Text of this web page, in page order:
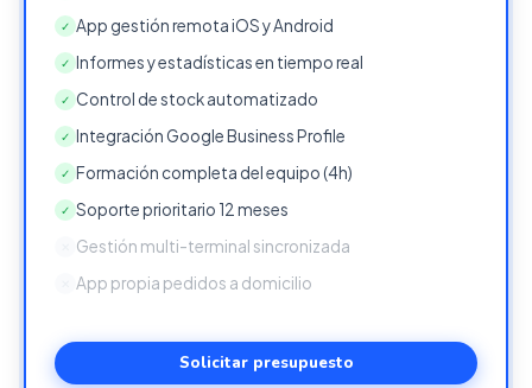
✓ App gestión remota iOS y Android
✓ Informes y estadísticas en tiempo real
✓ Control de stock automatizado
✓ Integración Google Business Profile
✓ Formación completa del equipo (4h)
✓ Soporte prioritario 12 meses
Gestión multi-terminal sincronizada
App propia pedidos a domicilio
Solicitar presupuesto